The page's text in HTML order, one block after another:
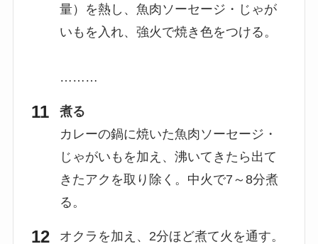
量）を熱し、魚肉ソーセージ・じゃが
いもを入れ、強火で焼き色をつける。
………
煮る
カレーの鍋に焼いた魚肉ソーセージ・
じゃがいもを加え、沸いてきたら出て
きたアクを取り除く。中火で7～8分煮
る。
オクラを加え、2分ほど煮て火を通す。